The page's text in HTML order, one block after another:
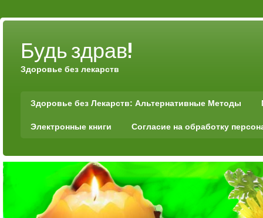
Будь здрав!
Здоровье без лекарств
Здоровье без Лекарств: Альтернативные Методы
Электронные книги Согласие на обработку